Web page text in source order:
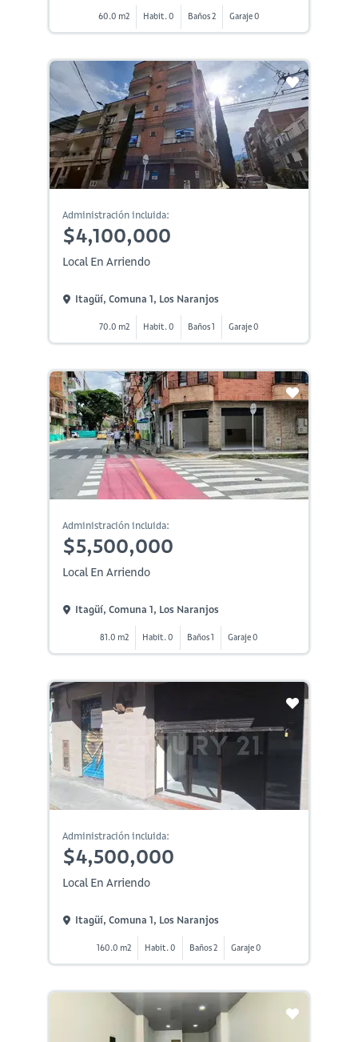
60.0 m2 Habit. 0 Baños 2 Garaje 0
Administración incluida:
$4,100,000
Local En Arriendo
Itagüí, Comuna 1, Los Naranjos
70.0 m2 Habit. 0 Baños 1 Garaje 0
Administración incluida:
$5,500,000
Local En Arriendo
Itagüí, Comuna 1, Los Naranjos
81.0 m2 Habit. 0 Baños 1 Garaje 0
Administración incluida:
$4,500,000
Local En Arriendo
Itagüí, Comuna 1, Los Naranjos
160.0 m2 Habit. 0 Baños 2 Garaje 0